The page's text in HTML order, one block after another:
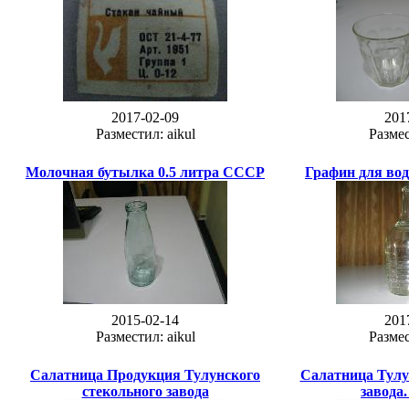
2017-02-09
Разместил: aikul
Молочная бутылка 0.5 литра СССР
2015-02-14
Разместил: aikul
Графин для
Салатница Продукция Тулунского
стекольного завода
Салатница